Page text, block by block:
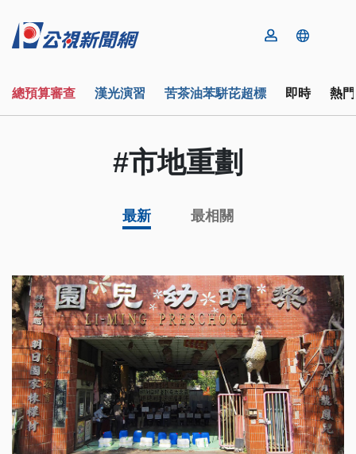
總預算審查 漢光演習 苦茶油苯駢芘超標 即時 熱
#市地重劃
最新 最相關